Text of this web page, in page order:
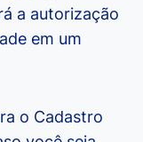
a autorização
em um
o Cadastro